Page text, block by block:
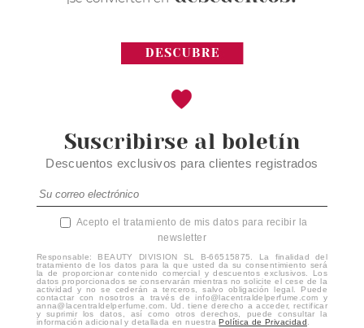
Suscribirse al boletín
Descuentos exclusivos para clientes registrados
Acepto el tratamiento de mis datos para recibir la
newsletter
Responsable: BEAUTY DIVISION SL B-66515875. La finalidad del
tratamiento de los datos para la que usted da su consentimiento será
la de proporcionar contenido comercial y descuentos exclusivos. Los
datos proporcionados se conservarán mientras no solicite el cese de la
actividad y no se cederán a terceros, salvo obligación legal. Puede
contactar con nosotros a través de info@lacentraldelperfume.com y
anna@lacentraldelperfume.com. Ud. tiene derecho a acceder, rectificar
y suprimir los datos, así como otros derechos, puede consultar la
información adicional y detallada en nuestraPolítica de Privacidad